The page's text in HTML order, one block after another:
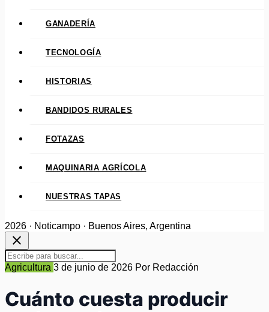
GANADERÍA
TECNOLOGÍA
HISTORIAS
BANDIDOS RURALES
FOTAZAS
MAQUINARIA AGRÍCOLA
NUESTRAS TAPAS
2026 · Noticampo · Buenos Aires, Argentina
close
Agricultura 3 de junio de 2026 Por Redacción
Cuánto cuesta producir